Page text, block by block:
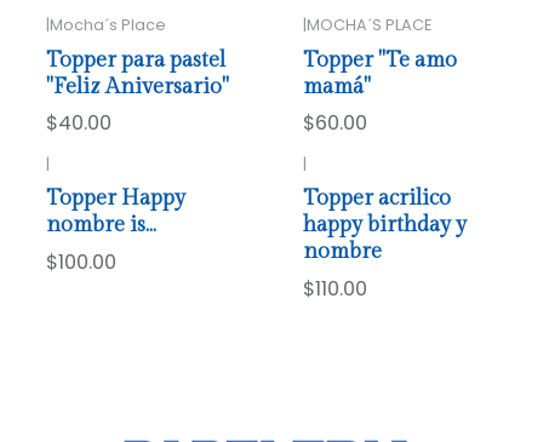
|Mocha´s Place
Topper para pastel
"Feliz Aniversario"
$40.00
|MOCHA´S PLACE
Topper "Te amo
mamá"
$60.00
|
Topper Happy
nombre is…
$100.00
|
Topper acrilico
happy birthday y
nombre
$110.00